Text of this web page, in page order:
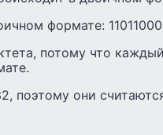
формате:
потому что
поэтому они